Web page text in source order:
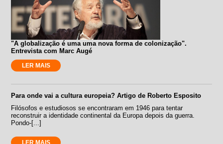
"A globalização é uma uma nova forma de colonização".
Entrevista com Marc Augé
LER MAIS
Para onde vai a cultura europeia? Artigo de Roberto Esposito
Filósofos e estudiosos se encontraram em 1946 para tentar
reconstruir a identidade continental da Europa depois da guerra.
Pondo-[...]
LER MAIS